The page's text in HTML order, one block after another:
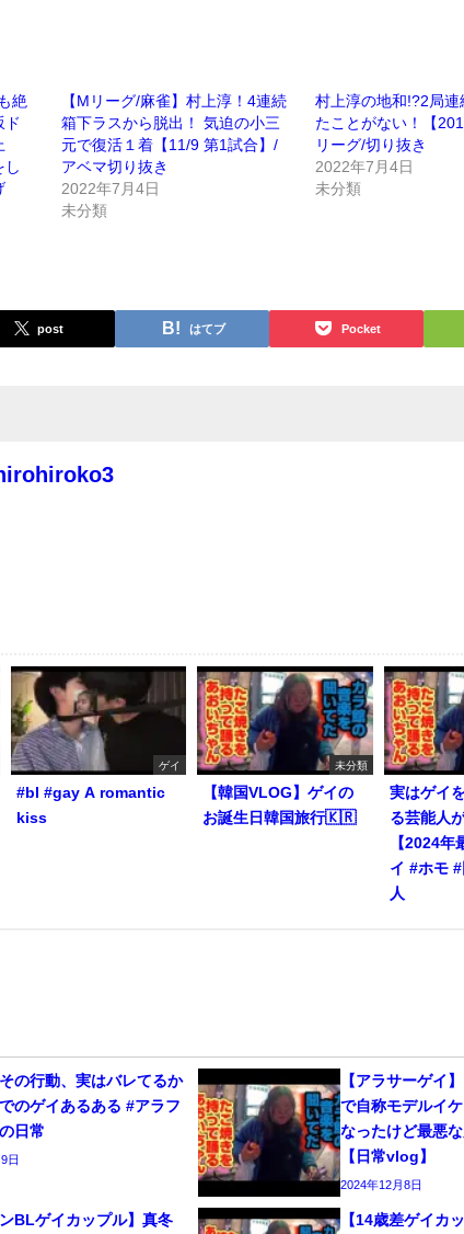
絶
ド
し
【Mリーグ/麻雀】村上淳！4連続
箱下ラスから脱出！ 気迫の小三
元で復活１着【11/9 第1試合】/
アベマ切り抜き
2022年7月4日
未分類
村上淳の地和!?2局連
たことがない！【
リーグ/切り抜き
2022年7月4日
未分類
post はてブ Pocket
ゲイ
#bl #gay A romantic
kiss
未分類
【韓国VLOG】ゲイの
お誕生日韓国旅行🇰🇷
実はゲイ
る芸能人
【2024年
イ #ホモ
人
その行動、実はバレてるか
のゲイあるある #アラフ
日常
日
【アラサーゲイ
で自称モデルイ
なったけど最悪
【日常vlog】
2024年12月8日
ンBLゲイカップル】真冬 【14歳差ゲイカ